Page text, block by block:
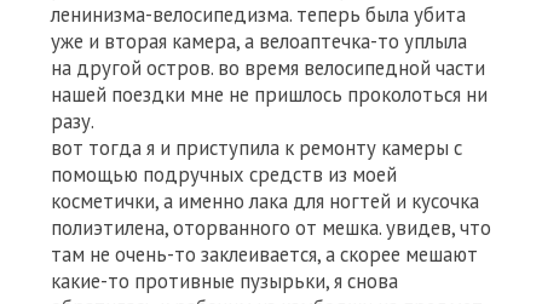
ленинизма-велосипедизма. теперь была убита
уже и вторая камера, а велоаптечка-то уплыла
на другой остров. во время велосипедной части
нашей поездки мне не пришлось проколоться ни
разу.
вот тогда я и приступила к ремонту камеры с
помощью подручных средств из моей
косметички, а именно лака для ногтей и кусочка
полиэтилена, оторванного от мешка. увидев, что
там не очень-то заклеивается, а скорее мешают
какие-то противные пузырьки, я снова